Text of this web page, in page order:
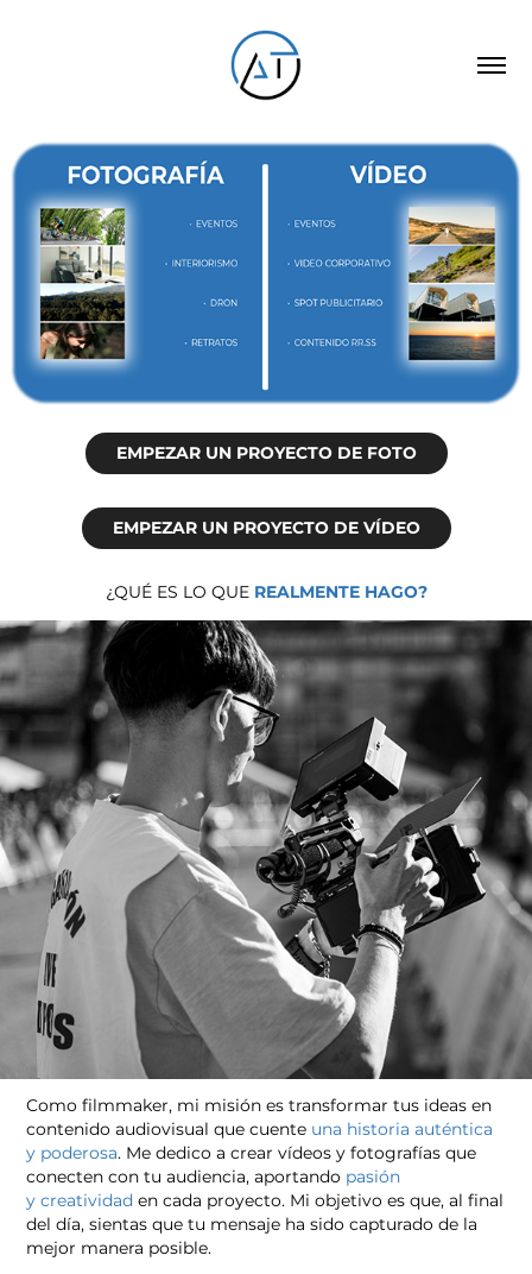
EMPEZAR UN PROYECTO DE FOTO
EMPEZAR UN PROYECTO DE VÍDEO
¿QUÉ ES LO QUE REALMENTE HAGO?
Como filmmaker, mi misiónes transformar tus ideas en
contenido audiovisual que cuente una historia auténtica
y poderosa. Me dedico a crear vídeos y fotografías que
conecten con tu audiencia, aportando pasión
y creatividad en cada proyecto. Mi objetivo es que, al final
del día, sientas que tu mensaje ha sido capturado de la
mejor manera posible.